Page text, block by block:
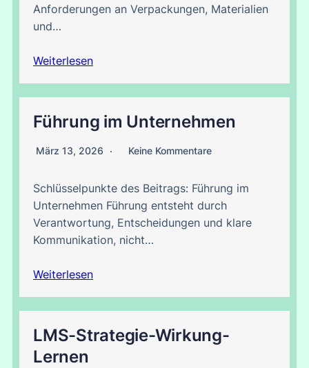
Anforderungen an Verpackungen, Materialien
und…
Weiterlesen
Führung im Unternehmen
März 13, 2026 Keine Kommentare
Schlüsselpunkte des Beitrags: Führung im
Unternehmen Führung entsteht durch
Verantwortung, Entscheidungen und klare
Kommunikation, nicht…
Weiterlesen
LMS-Strategie-Wirkung-
Lernen